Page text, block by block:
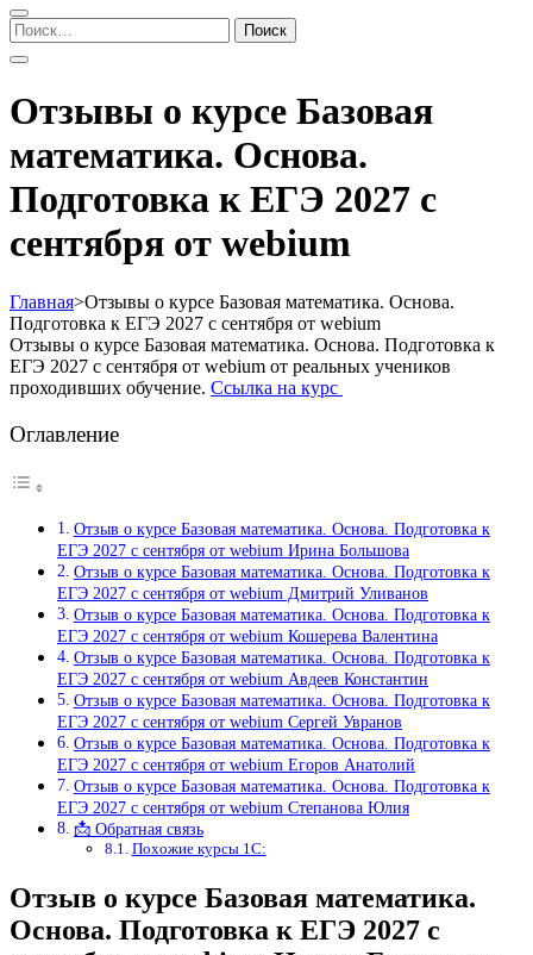
Найти:
Отзывы о курсе Базовая
математика. Основа.
Подготовка к ЕГЭ 2027 с
сентября от webium
Главная>Отзывы о курсе Базовая математика. Основа.
Подготовка к ЕГЭ 2027 с сентября от webium
Отзывы о курсе Базовая математика. Основа. Подготовка к
ЕГЭ 2027 с сентября от webium от реальных учеников
проходивших обучение. Ссылка на курс
Оглавление
Отзыв о курсе Базовая математика. Основа. Подготовка к
ЕГЭ 2027 с сентября от webium Ирина Большова
Отзыв о курсе Базовая математика. Основа. Подготовка к
ЕГЭ 2027 с сентября от webium Дмитрий Уливанов
Отзыв о курсе Базовая математика. Основа. Подготовка к
ЕГЭ 2027 с сентября от webium Кошерева Валентина
Отзыв о курсе Базовая математика. Основа. Подготовка к
ЕГЭ 2027 с сентября от webium Авдеев Константин
Отзыв о курсе Базовая математика. Основа. Подготовка к
ЕГЭ 2027 с сентября от webium Сергей Увранов
Отзыв о курсе Базовая математика. Основа. Подготовка к
ЕГЭ 2027 с сентября от webium Егоров Анатолий
Отзыв о курсе Базовая математика. Основа. Подготовка к
ЕГЭ 2027 с сентября от webium Степанова Юлия
📩 Обратная связь
Похожие курсы 1С:
Отзыв о курсе Базовая математика.
Основа. Подготовка к ЕГЭ 2027 с